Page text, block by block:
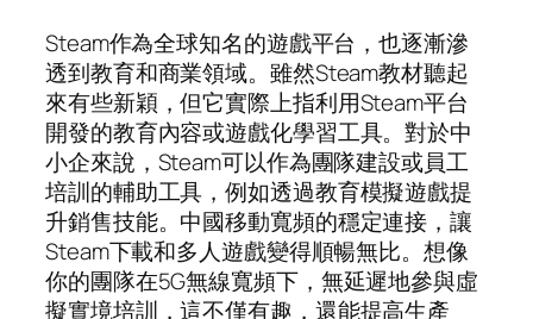
Steam作為全球知名的遊戲平台，也逐漸滲
透到教育和商業領域。雖然Steam教材聽起
來有些新穎，但它實際上指利用Steam平台
開發的教育內容或遊戲化學習工具。對於中
小企來說，Steam可以作為團隊建設或員工
培訓的輔助工具，例如透過教育模擬遊戲提
升銷售技能。中國移動寬頻的穩定連接，讓
Steam下載和多人遊戲變得順暢無比。想像
你的團隊在5G無線寬頻下，無延遲地參與虛
擬實境培訓，這不僅有趣，還能提高生產